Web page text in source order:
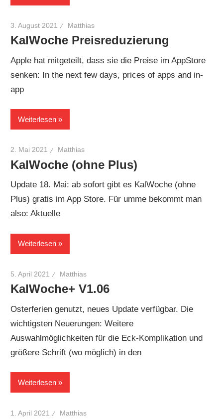
3. August 2021 Matthias
KalWoche Preisreduzierung
Apple hat mitgeteilt, dass sie die Preise im AppStore
senken: In the next few days, prices of apps and in-
app
Weiterlesen
2. Mai 2021 Matthias
KalWoche (ohne Plus)
Update 18. Mai: ab sofort gibt es KalWoche (ohne
Plus) gratis im App Store. Für umme bekommt man
also: Aktuelle
Weiterlesen
5. April 2021 Matthias
KalWoche+ V1.06
Osterferien genutzt, neues Update verfügbar. Die
wichtigsten Neuerungen: Weitere
Auswahlmöglichkeiten für die Eck-Komplikation und
größere Schrift (wo möglich) in den
Weiterlesen
1. April 2021 Matthias